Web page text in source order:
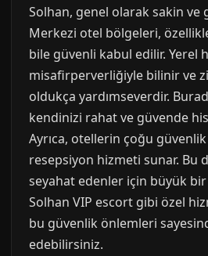
Solhan, genel olarak sakin ve
Merkezi otel bölgeleri,
bile güvenli kabul edilir. Yerel
misafirperverliğiyle bilinir ve
oldukça yardımseverdir.
kendinizi rahat ve güvende
Ayrıca, otellerin çoğu
resepsiyon hizmeti sunar. Bu
seyahat edenler için büyük bir
Solhan VIP escort gibi özel
bu güvenlik önlemleri
edebilirsiniz.